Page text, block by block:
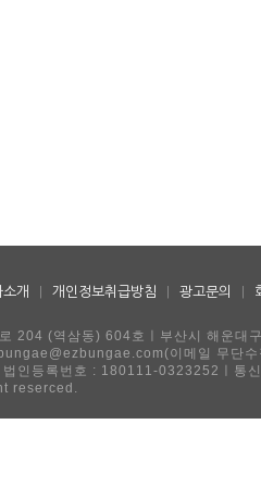
소개 개인정보취급방침 광고문의
204 (역삼동) 604호ㅣ부산시 해운
이메일 무단수
인등록번호 : 180111-0323252ㅣ통
reserced.